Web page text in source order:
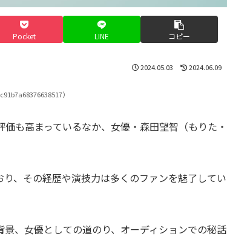
Pocket LINE コピー
2024.05.03 2024.06.09
）
も高まっているなか、女優・森田望智（もりた・
、その経歴や演技力は多くのファンを魅了してい
、女優としての道のり、オーディションでの秘話